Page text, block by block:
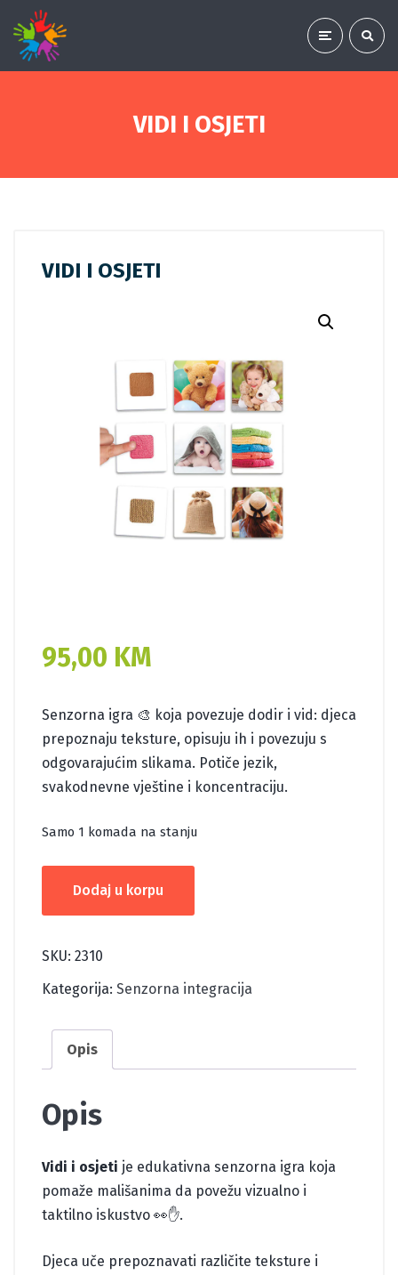
VIDI I OSJETI
VIDI I OSJETI
95,00 KM
Senzorna igra 🎨 koja povezuje dodir i vid: djeca
prepoznaju teksture, opisuju ih i povezuju s
odgovarajućim slikama. Potiče jezik,
svakodnevne vještine i koncentraciju.
Samo 1 komada na stanju
količina
Dodaj u korpu
SKU: 2310
Kategorija: Senzorna integracija
Opis
Opis
Vidi i osjeti je edukativna senzorna igra koja
pomaže mališanima da povežu vizualno i
taktilno iskustvo 👀✋.
Djeca uče prepoznavati različite teksture i